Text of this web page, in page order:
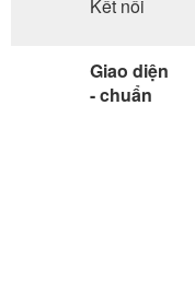
Kết nối
Giao diện
- chuẩn